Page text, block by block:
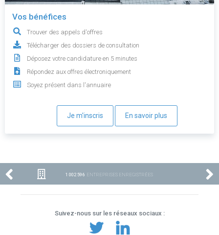
Vos bénéfices
Trouver des appels d'offres
Télécharger des dossiers de consultation
Déposez votre candidature en 5 minutes
Répondez aux offres électroniquement
Soyez présent dans l'annuaire
Je m'inscris En savoir plus
1 002 596 ENTREPRISES ENREGISTRÉES
Suivez-nous sur les réseaux sociaux :